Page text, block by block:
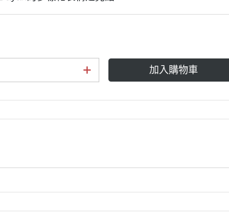
加入購物車